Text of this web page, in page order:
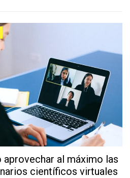
al máximo las
científicos virtuales